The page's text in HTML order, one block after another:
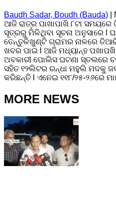
Baudh Sadar, Boudh (Bauda)
ଆଜି ରାତ୍ର ପାଖାପାଖି ୮ଟା ସମୟରେ
ସୂତ୍ରରୁ ମିଳିଥିବା ସୂଚନା ଅନୁସାରେ l
ତେନ୍ତୁଳିଖୁଣ୍ଟି ଗ୍ରାମର ନାଳରେ
ଖବର ପାଇ l ଆଜି ମଧ୍ୟାନ୍ହ ପଖାପଖି
ଅବକାରୀ ପୋଲିସ ଘଟଣା ସ୍ତଲରେ
ସହିତ ୧୨ଲିଟର ରନ୍ଧା ମହୁଲି ମଦକୁ
କରିଛନ୍ତି l ଏନେଇ ୧୧୮/୨୫-୨୬ରେ
MORE NEWS